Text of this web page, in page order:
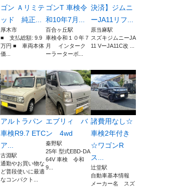
ゴン Ａリミテ
ッド 純正...
厚木市
■ 支払総額: 9.9
万円 ■ 車両本体
価...
ゴンT 車検令
和10年7月...
百合ヶ丘駅
車検令和１０年７
月 インターク
ーラーターボ...
決済】ジムニ
ーJA11リフ...
原当麻駅
スズキジムニーJA
11 VーJA11C改 ...
アルトラパン
車検R9.7 ETC
ア...
古淵駅
通勤やお買い物な
ど普段使いに最適
なコンパクト...
エブリィ バ
ン 4wd
秦野駅
25年 型式EBD-DA
64V 車検 令和
9...
諸費用なし☆
車検2年付き
☆ワゴンR
ス...
辻堂駅
自動車基本情報
メーカー名 スズ